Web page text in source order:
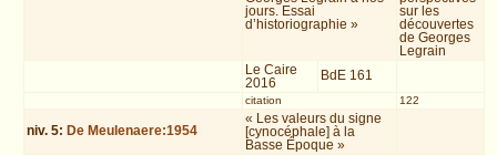
jours. Essai
d’historiographie »
sur les
découvertes
de Georges
Legrain
Le Caire
2016
BdE 161
citation 122
niv. 5: De Meulenaere:1954
« Les valeurs du signe
[cynocéphale] à la
Basse Époque »